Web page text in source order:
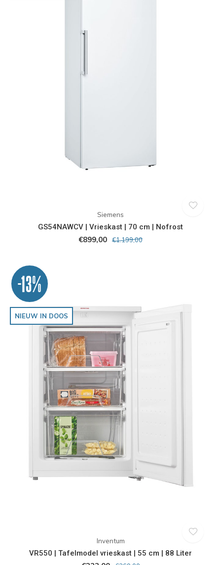
Siemens
GS54NAWCV | Vrieskast | 70 cm | Nofrost
€899,00 €1.199,00
-13%
NIEUW IN DOOS
Inventum
VR550 | Tafelmodel vrieskast | 55 cm | 88 Liter